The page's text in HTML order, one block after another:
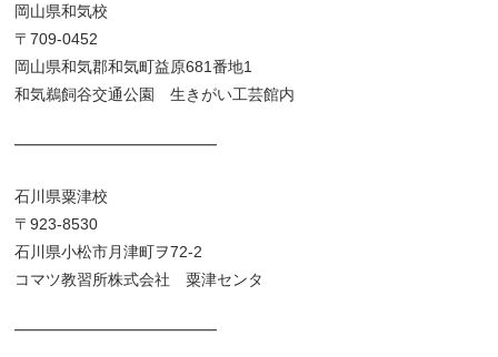
岡山県和気校
〒709-0452
岡山県和気郡和気町益原681番地1
和気鵜飼谷交通公園 生きがい工芸館内
━━━━━━━━━━━━━
石川県粟津校
〒923-8530
石川県小松市月津町ヲ72-2
コマツ教習所株式会社 粟津センタ
━━━━━━━━━━━━━